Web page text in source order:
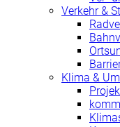
Verkehr &
Klima &